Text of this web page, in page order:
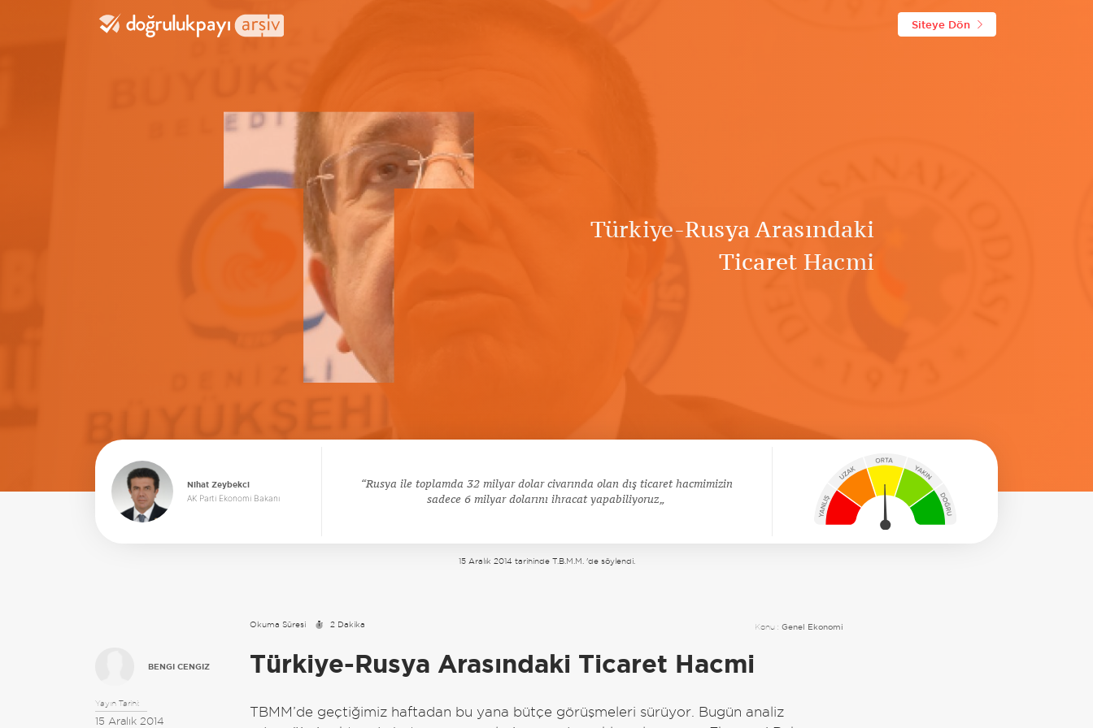
Siteye Dön
T
Türkiye-Rusya Arasındaki
Ticaret Hacmi
Nihat Zeybekci
AK Parti Ekonomi Bakanı
Rusya ile toplamda 32 milyar dolar civarında olan dış ticaret hacmimizin
sadece 6 milyar dolarını ihracat yapabiliyoruz
15 Aralık 2014 tarihinde T.B.M.M. 'de söylendi.
Okuma Süresi 2 Dakika Konu : Genel Ekonomi
BENGI CENGIZ
Yayın Tarihi:
15 Aralık 2014
Türkiye-Rusya Arasındaki Ticaret Hacmi
TBMM’de geçtiğimiz haftadan bu yana bütçe görüşmeleri sürüyor. Bugün analiz